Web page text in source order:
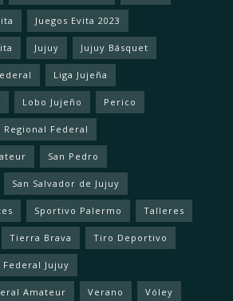
Juegos Evita 2023
Jujuy Jujuy Básquet
Liga Jujeña
Lobo Jujeño Perico
Regional Federal
San Pedro
San Salvador de Jujuy
Sportivo Palermo Talleres
Tierra Brava Tiro Deportivo
Jujuy
Amateur Verano Vóley